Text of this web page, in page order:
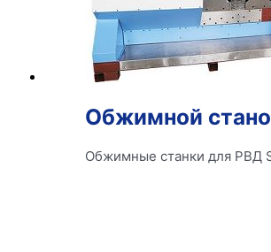
Обжимной
Обжимные станки для РВД